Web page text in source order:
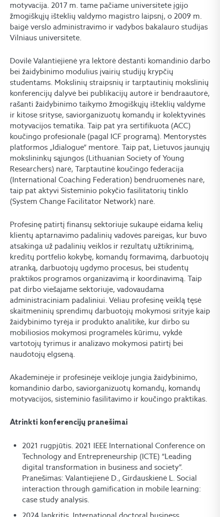
motyvacija. 2017 m. tame pačiame universitete įgijo
žmogiškųjų išteklių valdymo magistro laipsnį, o 2009 m.
baigė verslo administravimo ir vadybos bakalauro studijas
Vilniaus universitete.
Dovilė Valantiejienė yra lektorė dėstanti komandinio darbo
bei žaidybinimo modulius įvairių studijų krypčių
studentams. Mokslinių straipsnių ir tarptautinių mokslinių
konferencijų dalyvė bei publikacijų autorė ir bendraautorė,
rašanti žaidybinimo taikymo žmogiškųjų išteklių valdyme
ir kitose srityse, saviorganizuotų komandų ir kolektyvinės
motyvacijos tematika. Taip pat yra sertifikuota (ACC)
koučingo profesionalė (pagal ICF programą). Mentorystės
platformos „Idialogue“ mentorė. Taip pat, Lietuvos jaunųjų
mokslininkų sąjungos (Lithuanian Society of Young
Researchers) narė, Tarptautinė koučingo federacija
(International Coaching Federation) bendruomenės narė,
taip pat aktyvi Sisteminio pokyčio fasilitatorių tinklo
(System Change Facilitator Network) narė.
Profesinę patirtį finansų sektoriuje sukaupė eidama kelių
klientų aptarnavimo padalinių vadovės pareigas, kur buvo
atsakinga už padalinių veiklos ir rezultatų užtikrinimą,
kreditų portfelio kokybę, komandų formavimą, darbuotojų
atranką, darbuotojų ugdymo procesus, bei studentų
praktikos programos organizavimą ir koordinavimą. Taip
pat dirbo viešajame sektoriuje, vadovaudama
administraciniam padaliniui. Vėliau profesinę veiklą tęsė
skaitmeninių sprendimų darbuotojų mokymosi srityje kaip
žaidybinimo tyrėja ir produkto analitikė, kur dirbo su
mobiliosios mokymosi programėlės kūrimu, vykdė
vartotojų tyrimus ir analizavo mokymosi patirtį bei
naudotojų elgseną.
Akademinėje ir profesinėje veikloje jungia žaidybinimo,
komandinio darbo, saviorganizuotų komandų, komandų
motyvacijos, sisteminio fasilitavimo ir koučingo praktikas.
Atrinkti konferencijų pranešimai
2021 rugpjūtis. 2021 IEEE International Conference on
Technology and Entrepreneurship (ICTE) “Leading
digital transformation in business and society”.
Pranešimas: Valantiejienė D., Girdauskienė L. Social
interaction through gamification in mobile learning:
case study analysis.